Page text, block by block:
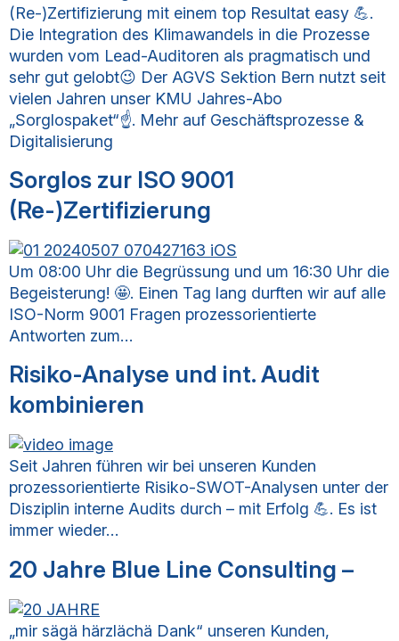
(Re-)Zertifizierung mit einem top Resultat easy 💪.
Die Integration des Klimawandels in die Prozesse
wurden vom Lead-Auditoren als pragmatisch und
sehr gut gelobt😉 Der AGVS Sektion Bern nutzt seit
vielen Jahren unser KMU Jahres-Abo
„Sorglospaket“☝. Mehr auf Geschäftsprozesse &
Digitalisierung
Sorglos zur ISO 9001
(Re-)Zertifizierung
Um 08:00 Uhr die Begrüssung und um 16:30 Uhr die
Begeisterung! 🤩. Einen Tag lang durften wir auf alle
ISO-Norm 9001 Fragen prozessorientierte
Antworten zum…
Risiko-Analyse und int. Audit
kombinieren
Seit Jahren führen wir bei unseren Kunden
prozessorientierte Risiko-SWOT-Analysen unter der
Disziplin interne Audits durch – mit Erfolg 💪. Es ist
immer wieder…
20 Jahre Blue Line Consulting –
„mir sägä härzlächä Dank“ unseren Kunden,